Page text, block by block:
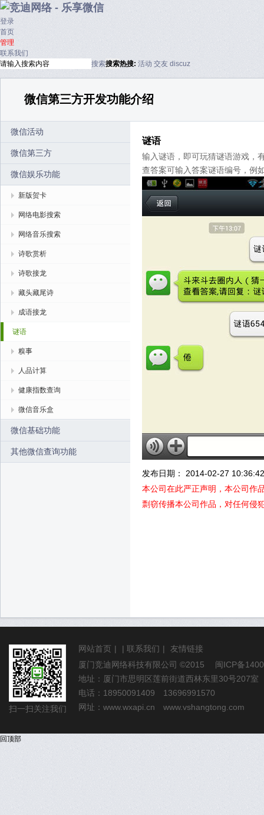
登录
首页
管理
联系我们
搜索搜索热搜: 活动 交友 discuz
微信第三方开发功能介绍
微信活动
微信第三方
微信娱乐功能
新版贺卡
网络电影搜索
网络音乐搜索
诗歌赏析
诗歌接龙
藏头藏尾诗
成语接龙
谜语
糗事
人品计算
健康指数查询
微信音乐盒
微信基础功能
其他微信查询功能
谜语
输入谜语，即可玩猜谜语游戏，
查答案可输入答案谜语编号，例
发布日期： 2014-02-27 10:36:42
本公司在此严正声明，本公司作
剽窃传播本公司作品，对任何侵
扫一扫关注我们
网站首页 | | 联系我们 |
友情链接
厦门竞迪网络科技有限公司 ©2015 闽ICP备
地址：厦门市思明区莲前街道西林东里30号207室
电话：18950091409 13696991570
网址： www.wxapi.cn www.vshangtong.com
回顶部